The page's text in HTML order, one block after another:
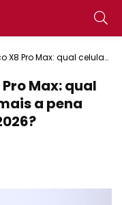
X8 Pro Max: qual celular
Pro Max: qual
a pena